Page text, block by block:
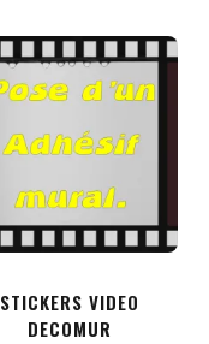
STICKERS VIDEO
DECOMUR
AJOUTER AU PANIER